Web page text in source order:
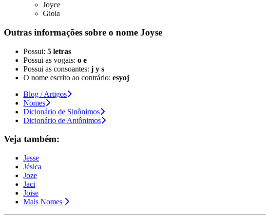
Joyce
Gioia
Outras informações sobre o nome Joyse
Possui: 5 letras
Possui as vogais: o e
Possui as consoantes: j y s
O nome escrito ao contrário: esyoj
Blog / Artigos
Nomes
Dicionário de Sinônimos
Dicionário de Antônimos
Veja também:
Jesse
Jésica
Joze
Jaci
Joise
Mais Nomes